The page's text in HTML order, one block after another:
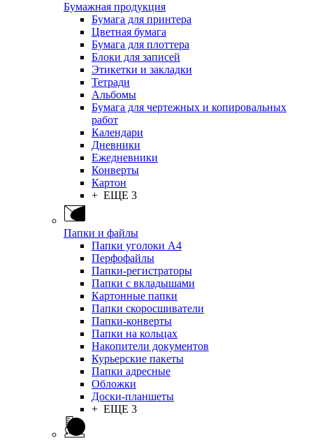
Бумажная продукция
Бумага для принтера
Цветная бумага
Бумага для плоттера
Блоки для записей
Этикетки и закладки
Тетради
Альбомы
Бумага для чертежных и копировальных
работ
Календари
Дневники
Ежедневники
Конверты
Картон
+ ЕЩЕ 3
Папки и файлы
Папки уголоки А4
Перфофайлы
Папки-регистраторы
Папки с вкладышами
Картонные папки
Папки скоросшиватели
Папки-конверты
Папки на кольцах
Накопители документов
Курьерские пакеты
Папки адресные
Обложки
Доски-планшеты
+ ЕЩЕ 3